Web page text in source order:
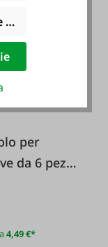
per
da 6 pezzi,
4,49 €*